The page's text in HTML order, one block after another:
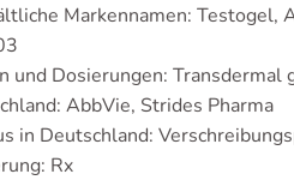
Markennamen: Testogel,
und Dosierungen:
AbbVie, Strides Pharma
in Deutschland:
Rx